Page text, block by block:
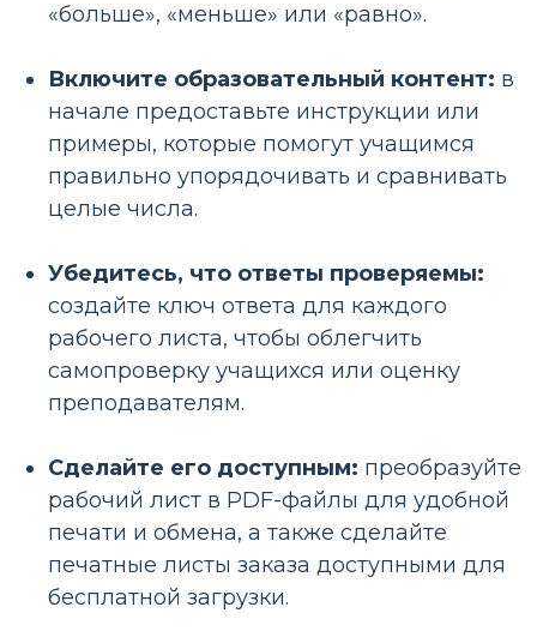
«больше», «меньше» или «равно».
Включите образовательный контент: в
начале предоставьте инструкции или
примеры, которые помогут учащимся
правильно упорядочивать и сравнивать
целые числа.
Убедитесь, что ответы проверяемы:
создайте ключ ответа для каждого
рабочего листа, чтобы облегчить
самопроверку учащихся или оценку
преподавателям.
Сделайте его доступным: преобразуйте
рабочий лист в PDF-файлы для удобной
печати и обмена, а также сделайте
печатные листы заказа доступными для
бесплатной загрузки.